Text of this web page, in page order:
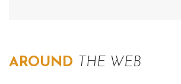
AROUND THE WEB